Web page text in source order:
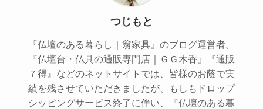
つじもと
『仏壇のある暮らし｜翁家具』のブログ運営者。
『仏壇台・仏具の通販専門店｜ＧＧ木香』『通販
７得』などのネットサイトでは、皆様のお蔭で実
績を残させていただきましたが、もしもドロップ
シッピングサービス終了に伴い、『仏壇のある暮